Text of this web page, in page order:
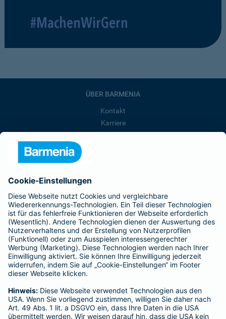
#MachenWirGern
ÜBER BARMENIA
Kontakt
Karriere
Barmenia ist Teil der BarmeniaGothaer
BELIEBTE SEITEN
Kranken-Zusatzversicherung
Tierversicherungen
Haftpflichtversicherung
Hausratversicherung
Adresse ändern
Schaden melden